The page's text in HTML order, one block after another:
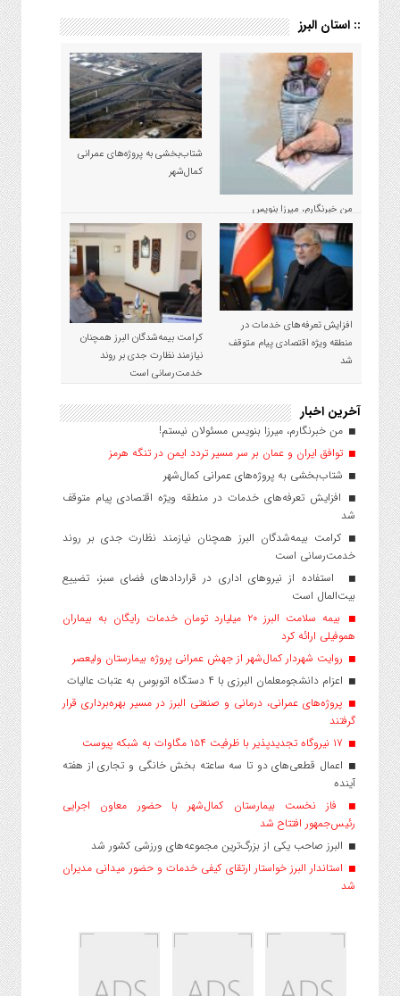
:: استان البرز
من خبرنگارم، میرزا بنویس
مسئولان نیستم!
شتاب‌بخشی به پروژه‌های عمرانی
کمال‌شهر
افزایش تعرفه‌های خدمات در
منطقه ویژه اقتصادی پیام متوقف
شد
کرامت بیمه‌شدگان البرز همچنان
نیازمند نظارت جدی بر روند
خدمت‌رسانی است
آخرین اخبار
من خبرنگارم، میرزا بنویس مسئولان نیستم!
توافق ایران و عمان بر سر مسیر تردد ایمن در تنگه هرمز
شتاب‌بخشی به پروژه‌های عمرانی کمال‌شهر
افزایش تعرفه‌های خدمات در منطقه ویژه اقتصادی پیام متوقف
شد
کرامت بیمه‌شدگان البرز همچنان نیازمند نظارت جدی بر روند
خدمت‌رسانی است
استفاده از نیروهای اداری در قراردادهای فضای سبز، تضییع
بیت‌المال است
بیمه سلامت البرز ۲۰ میلیارد تومان خدمات رایگان به بیماران
هموفیلی ارائه کرد
روایت شهردار کمال‌شهر از جهش عمرانی پروژه بیمارستان ولیعصر
اعزام دانشجو‌معلمان البرزی با ۴ دستگاه اتوبوس به عتبات عالیات
پروژه‌های عمرانی، درمانی و صنعتی البرز در مسیر بهره‌برداری قرار
گرفتند
اعمال قطعی‌های دو تا سه ساعته بخش خانگی و تجاری از هفته
آینده
فاز نخست بیمارستان کمال‌شهر با حضور معاون اجرایی
رئیس‌جمهور افتتاح شد
البرز صاحب یکی از بزرگ‌ترین مجموعه‌های ورزشی کشور شد
استاندار البرز خواستار ارتقای کیفی خدمات و حضور میدانی مدیران
شد